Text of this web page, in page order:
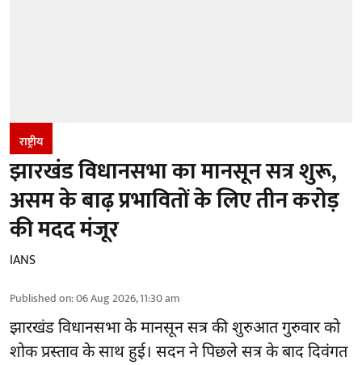
राष्ट्रीय
झारखंड विधानसभा का मानसून सत्र शुरू,
असम के बाढ़ प्रभावितों के लिए तीन करोड़
की मदद मंजूर
IANS
Published on:06 Aug 2026, 11:30 am
झारखंडविधानसभा के मानसून सत्र की शुरुआत गुरुवार को
शोक प्रस्ताव के साथ हुई। सदन ने पिछले सत्र के बाद दिवंगत